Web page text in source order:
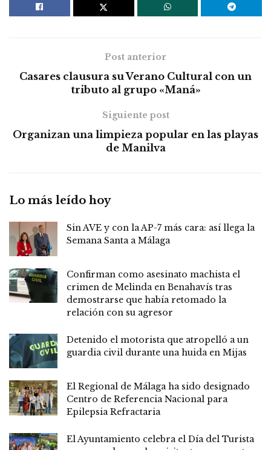
Post anterior
Casares clausura su Verano Cultural con un
tributo al grupo «Maná»
Siguiente post
Organizan una limpieza popular en las playas
de Manilva
Lo más leído hoy
Sin AVE y con la AP-7 más cara: así llega la
Semana Santa a Málaga
Confirman como asesinato machista el
crimen de Melinda en Benahavís tras
demostrarse que había retomado la
relación con su agresor
Detenido el motorista que atropelló a un
guardia civil durante una huida en Mijas
El Regional de Málaga ha sido designado
Centro de Referencia Nacional para
Epilepsia Refractaria
El Ayuntamiento celebra el Día del Turista